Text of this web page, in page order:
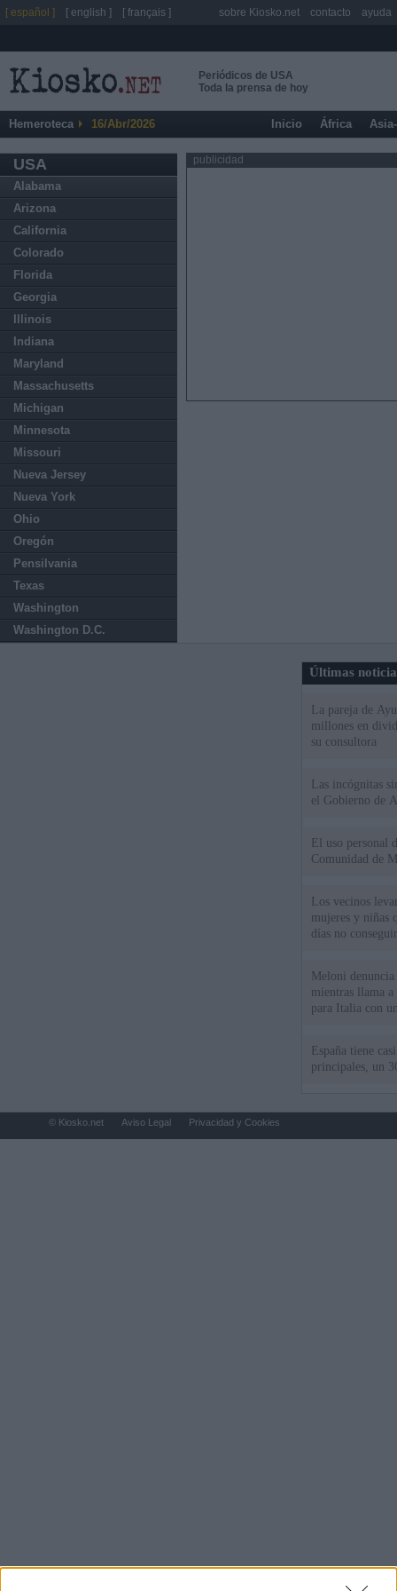
Periódicos de USA
Toda la prensa de hoy
Hemeroteca 16/Abr/2026 Inicio África
USA
Alabama
Arizona
California
Colorado
Florida
Georgia
Illinois
Indiana
Maryland
Massachusetts
Michigan
Minnesota
Missouri
Nueva Jersey
Nueva York
Ohio
Oregón
Pensilvania
Texas
Washington
Washington D.C.
publicidad
Últimas
La pareja de
millones en
su consultora
Las incógnitas
el Gobierno de
El uso personal
Comunidad de
Los vecinos
mujeres y niñas
días no
Meloni
mientras llama
para Italia con
España tiene
principales, un
[ español ] [ english ] [ français ] sobre Kiosko.net contacto ayuda
© Kiosko.net Aviso Legal Privacidad y Cookies